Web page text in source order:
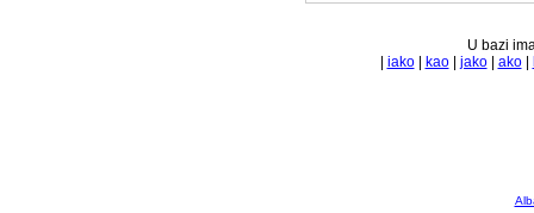
U bazi
iako| kao| jako| ako|